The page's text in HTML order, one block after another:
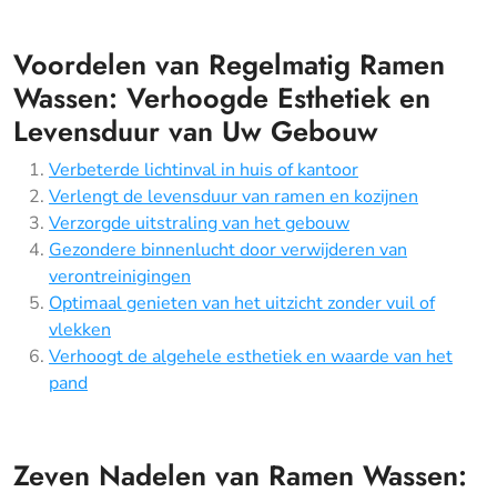
Voordelen van Regelmatig Ramen
Wassen: Verhoogde Esthetiek en
Levensduur van Uw Gebouw
Verbeterde lichtinval in huis of kantoor
Verlengt de levensduur van ramen en kozijnen
Verzorgde uitstraling van het gebouw
Gezondere binnenlucht door verwijderen van
verontreinigingen
Optimaal genieten van het uitzicht zonder vuil of
vlekken
Verhoogt de algehele esthetiek en waarde van het
pand
Zeven Nadelen van Ramen Wassen: